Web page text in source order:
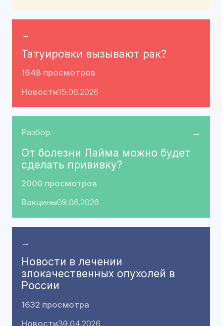
→
Татуировки вызывают рак?
1648 просмотров
Новости15.06.2026
Разбор →
От болезни Лайма можно будет
сделать прививку?
2000 просмотров
Вакцины09.06.2026
→
Новости в лечении
злокачественных опухолей в
России
1632 просмотра
Новости30.04.2026